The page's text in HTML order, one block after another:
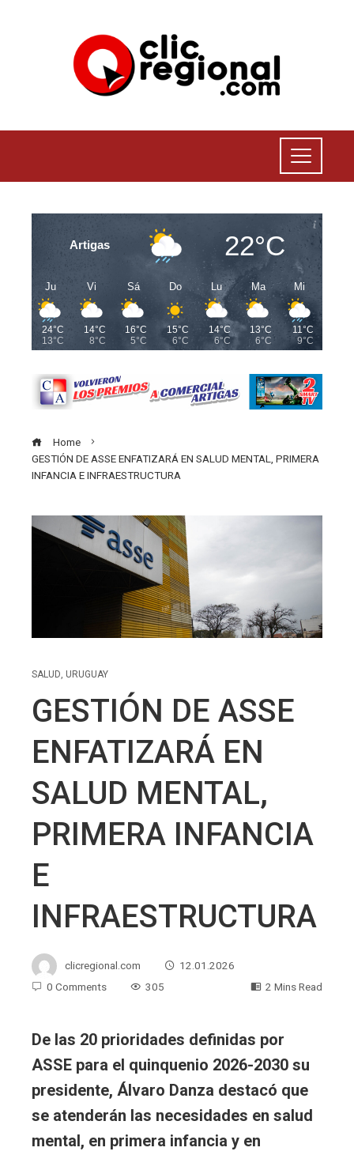
Artigas 22°C
Ju
24°C
13°C
Vi
14°C
8°C
Sá
16°C
5°C
Do
15°C
6°C
Lu
14°C
6°C
Ma
13°C
6°C
Mi
11°C
9°C
Home
GESTIÓN DE ASSE ENFATIZARÁ EN SALUD MENTAL, PRIMERA
INFANCIA E INFRAESTRUCTURA
SALUD, URUGUAY
GESTIÓN DE ASSE
ENFATIZARÁ EN
SALUD MENTAL,
PRIMERA INFANCIA
E
INFRAESTRUCTURA
clicregional.com
12.01.2026
0 Comments
305 2 Mins Read
De las 20 prioridades definidas por
ASSE para el quinquenio 2026-2030 su
presidente, Álvaro Danza destacó que
se atenderán las necesidades en salud
mental, en primera infancia y en